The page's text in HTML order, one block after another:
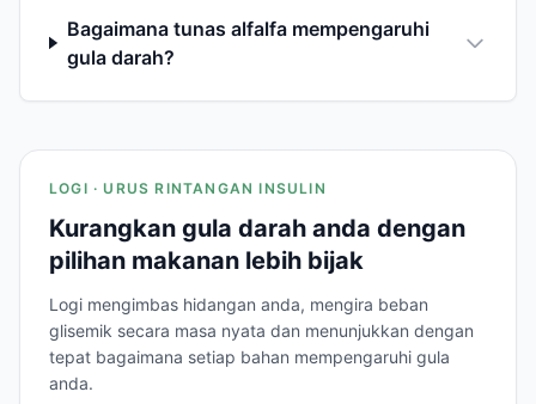
Bagaimana tunas alfalfa mempengaruhi
gula darah?
LOGI · URUS RINTANGAN INSULIN
Kurangkan gula darah anda dengan
pilihan makanan lebih bijak
Logi mengimbas hidangan anda, mengira beban
glisemik secara masa nyata dan menunjukkan dengan
tepat bagaimana setiap bahan mempengaruhi gula
anda.